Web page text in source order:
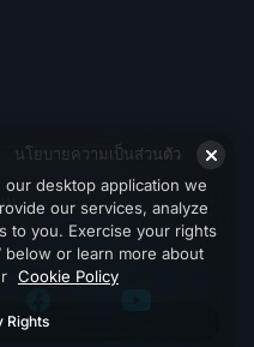
นโยบายความเป็นส่วนตัว
น
desktop application we
our services, analyze
to you. Exercise your rights
below or learn more about
Cookie Policy
Rights